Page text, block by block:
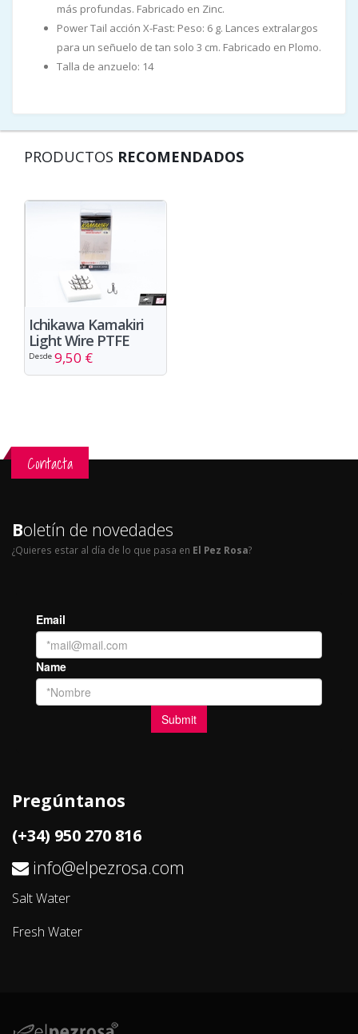
más profundas. Fabricado en Zinc.
Power Tail acción X-Fast: Peso: 6 g. Lances extralargos
para un señuelo de tan solo 3 cm. Fabricado en Plomo.
Talla de anzuelo: 14
PRODUCTOS RECOMENDADOS
Ichikawa Kamakiri
Light Wire PTFE
Desde 9,50 €
Contacta
Boletín de novedades
¿Quieres estar al día de lo que pasa en El Pez Rosa?
Pregúntanos
(+34) 950 270 816
info@elpezrosa.com
Salt Water
Fresh Water